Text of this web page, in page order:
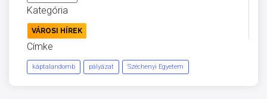
Kategória
VÁROSI HÍREK
Címke
káptalandomb pályázat Széchenyi Egyetem